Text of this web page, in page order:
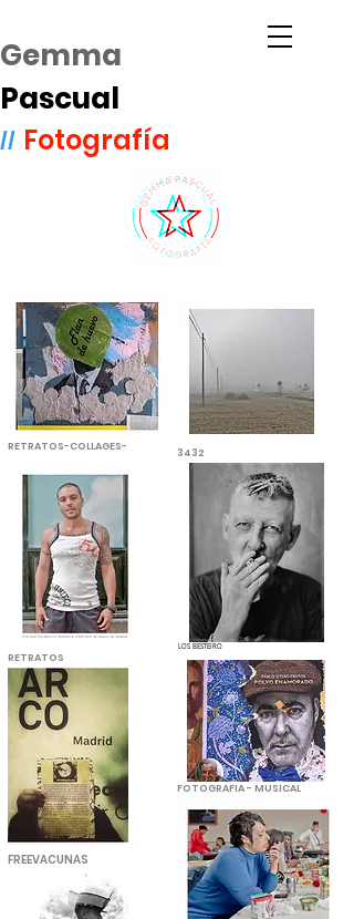
Gemma
Pascual
// Fotografía
RETRATOS-COLLAGES- 3432
RETRATOS
FOTOGRAFIA - MUSICAL
FREEVACUNAS
LOS BESTEIRO